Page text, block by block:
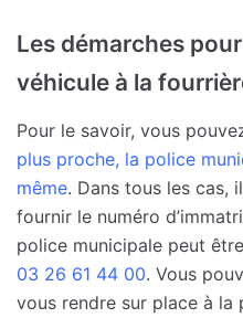
Les démarches
véhicule à la
Pour le savoir, vous
plus proche, la police
même. Dans tous les cas,
fournir le numéro
police municipale peut
03 26 61 44 00. Vous
vous rendre sur place à la